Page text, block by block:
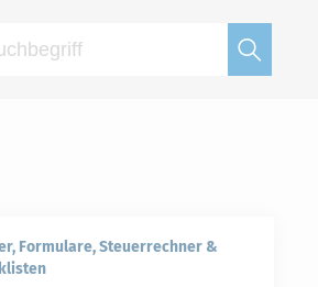
Formulare, Steuerrechner &